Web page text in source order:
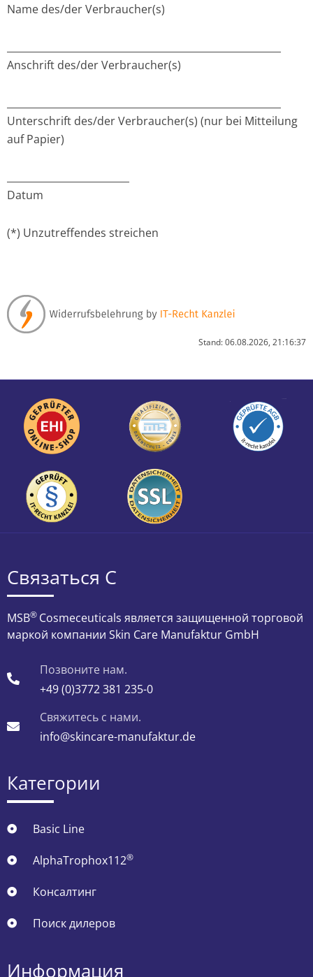
Name des/der Verbraucher(s)
Anschrift des/der Verbraucher(s)
Unterschrift des/der Verbraucher(s) (nur bei Mitteilung
auf Papier)
Datum
(*) Unzutreffendes streichen
Stand: 06.08.2026, 21:16:37
Связаться С
MSB® Cosmeceuticals является защищенной торговой
маркой компании Skin Care Manufaktur GmbH
Позвоните нам.
+49 (0)3772 381 235-0
Свяжитесь с нами.
info@skincare-manufaktur.de
Категории
Basic Line
AlphaTrophox112®
Консалтинг
Поиск дилеров
Информация